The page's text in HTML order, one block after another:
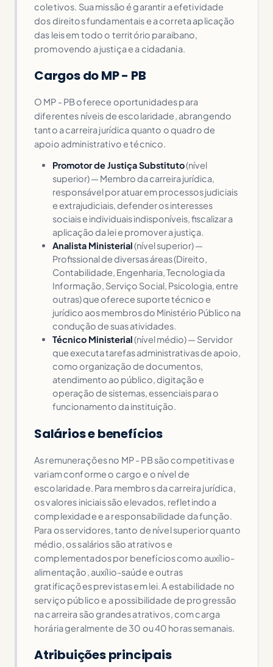
coletivos. Sua missão é garantir a efetividade
dos direitos fundamentais e a correta aplicação
das leis em todo o território paraibano,
promovendo a justiça e a cidadania.
Cargos do MP - PB
O MP - PB oferece oportunidades para
diferentes níveis de escolaridade, abrangendo
tanto a carreira jurídica quanto o quadro de
apoio administrativo e técnico.
Promotor de Justiça Substituto(nível
superior) — Membro da carreira jurídica,
responsável por atuar em processos judiciais
e extrajudiciais, defender os interesses
sociais e individuais indisponíveis, fiscalizar a
aplicação da lei e promover a justiça.
Analista Ministerial(nível superior) —
Profissional de diversas áreas (Direito,
Contabilidade, Engenharia, Tecnologia da
Informação, Serviço Social, Psicologia, entre
outras) que oferece suporte técnico e
jurídico aos membros do Ministério Público na
condução de suas atividades.
Técnico Ministerial(nível médio) — Servidor
que executa tarefas administrativas de apoio,
como organização de documentos,
atendimento ao público, digitação e
operação de sistemas, essenciais para o
funcionamento da instituição.
Salários e benefícios
As remunerações no MP - PB são competitivas e
variam conforme o cargo e o nível de
escolaridade. Para membros da carreira jurídica,
os valores iniciais são elevados, refletindo a
complexidade e a responsabilidade da função.
Para os servidores, tanto de nível superior quanto
médio, os salários são atrativos e
complementados por benefícios como auxílio-
alimentação, auxílio-saúde e outras
gratificações previstas em lei. A estabilidade no
serviço público e a possibilidade de progressão
na carreira são grandes atrativos, com carga
horária geralmente de 30 ou 40 horas semanais.
Atribuições principais